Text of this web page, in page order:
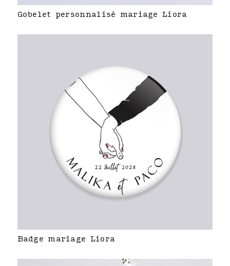
Gobelet personnalisé mariage Liora
Badge mariage Liora